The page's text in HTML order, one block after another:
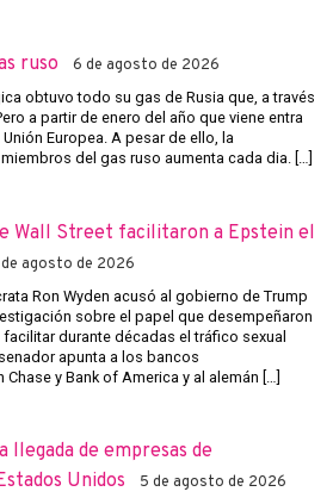
ruso 6 de agosto de 2026
obtuvo todo su gas de Rusia que, a través
a partir de enero del año que viene entra
Europea. A pesar de ello, la
del gas ruso aumenta cada dia. […]
Wall Street facilitaron a Epstein el
agosto de 2026
Ron Wyden acusó al gobierno de Trump
sobre el papel que desempeñaron
durante décadas el tráfico sexual
apunta a los bancos
y Bank of America y al alemán […]
llegada de empresas de
Unidos
5 de agosto de 2026